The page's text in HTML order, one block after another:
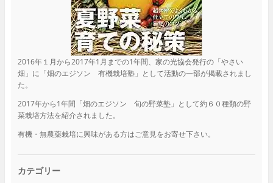
2016年１月から2017年1月までの1年間、家の光協会発行の「やさい
畑」に「畑のエジソン 有機栽培塾」として活動の一部が掲載されまし
た。
2017年から1年間「畑のエジソン 旬の野菜塾」として約６０種類の野
菜栽培方法を紹介されました。
有機・無農薬栽培に興味がある方はご意見をお寄せ下さい。
カテゴリー